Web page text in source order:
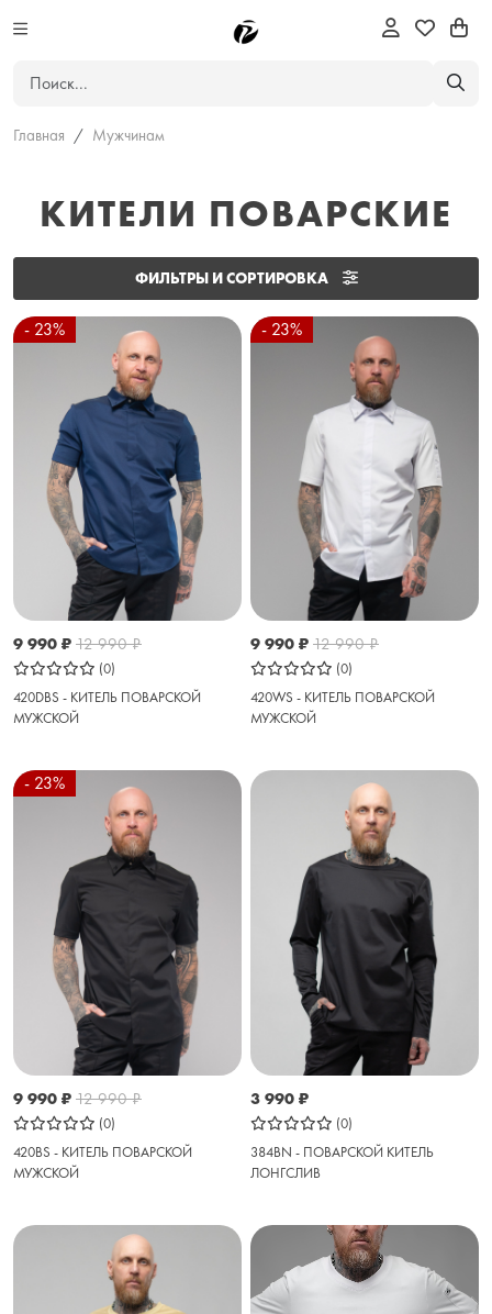
Главная Мужчинам
КИТЕЛИ ПОВАРСКИЕ
ФИЛЬТРЫ И СОРТИРОВКА
- 23%
9 990 ₽ 12 990₽
(0)
420DBS - КИТЕЛЬ ПОВАРСКОЙ
МУЖСКОЙ
- 23%
9 990 ₽ 12 990₽
(0)
420WS - КИТЕЛЬ ПОВАРСКОЙ
МУЖСКОЙ
- 23%
9 990 ₽ 12 990₽
(0)
420BS - КИТЕЛЬ ПОВАРСКОЙ
МУЖСКОЙ
3 990 ₽
(0)
384BN - ПОВАРСКОЙ КИТЕЛЬ
ЛОНГСЛИВ